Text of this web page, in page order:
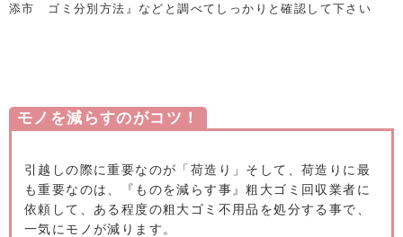
添市 ゴミ分別方法』などと調べてしっかりと確認して下さい
モノを減らすのがコツ！
引越しの際に重要なのが「荷造り」そして、荷造りに最
も重要なのは、『ものを減らす事』粗大ゴミ回収業者に
依頼して、ある程度の粗大ゴミ不用品を処分する事で、
一気にモノが減ります。